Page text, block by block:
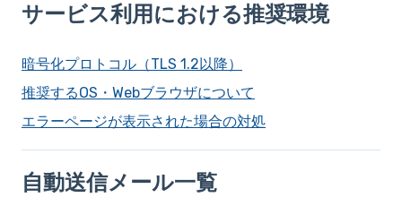
サービス利用における推奨環境
暗号化プロトコル（TLS 1.2以降）
推奨するOS・Webブラウザについて
エラーページが表示された場合の対処
自動送信メール一覧